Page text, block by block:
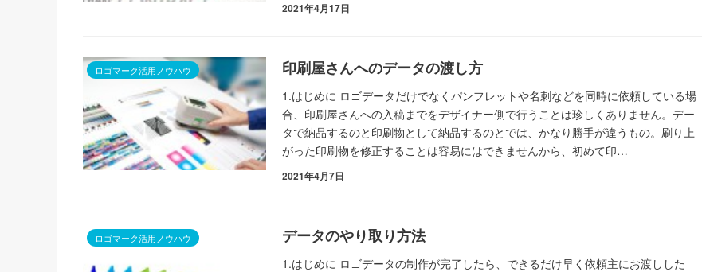
2021年4月17日
ロゴマーク活用ノウハウ 印刷屋さんへのデータの渡し方
1.はじめに ロゴデータだけでなくパンフレットや名刺などを同時に依頼している場
合、印刷屋さんへの入稿までをデザイナー側で行うことは珍しくありません。デー
タで納品するのと印刷物として納品するのとでは、かなり勝手が違うもの。刷り上
がった印刷物を修正することは容易にはできませんから、初めて印…
2021年4月7日
ロゴマーク活用ノウハウ データのやり取り方法
1.はじめに ロゴデータの制作が完了したら、できるだけ早く依頼主にお渡しした